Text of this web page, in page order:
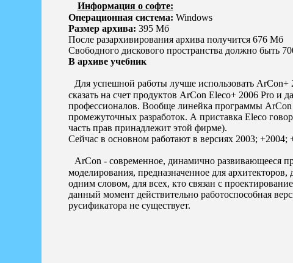
Информация о софте:
Операционная система: Windows
Размер архива: 395 Мб
После разархивирования архива получится 676 Мб
Свободного дискового пространства должно быть
В архиве учебник
Для успешной работы лучше использовать
сказать на счет продуктов ArCon Eleco+ 2006 Pro и
профессионалов. Вообще линейка программы ArCon
промежуточных разработок. А приставка Eleco
часть прав принадлежит этой фирме).
Сейчас в основном работают в версиях 2003;
ArCon - современное, динамично развивающееся
моделирования, предназначенное для
одним словом, для всех, кто связан с
данный момент действительно работоспособная
русификатора не существует.